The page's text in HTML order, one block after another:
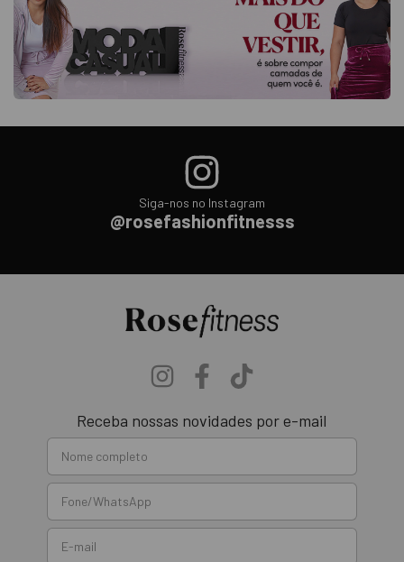
Siga-nos no Instagram
@rosefashionfitnesss
Receba nossas novidades por e-mail